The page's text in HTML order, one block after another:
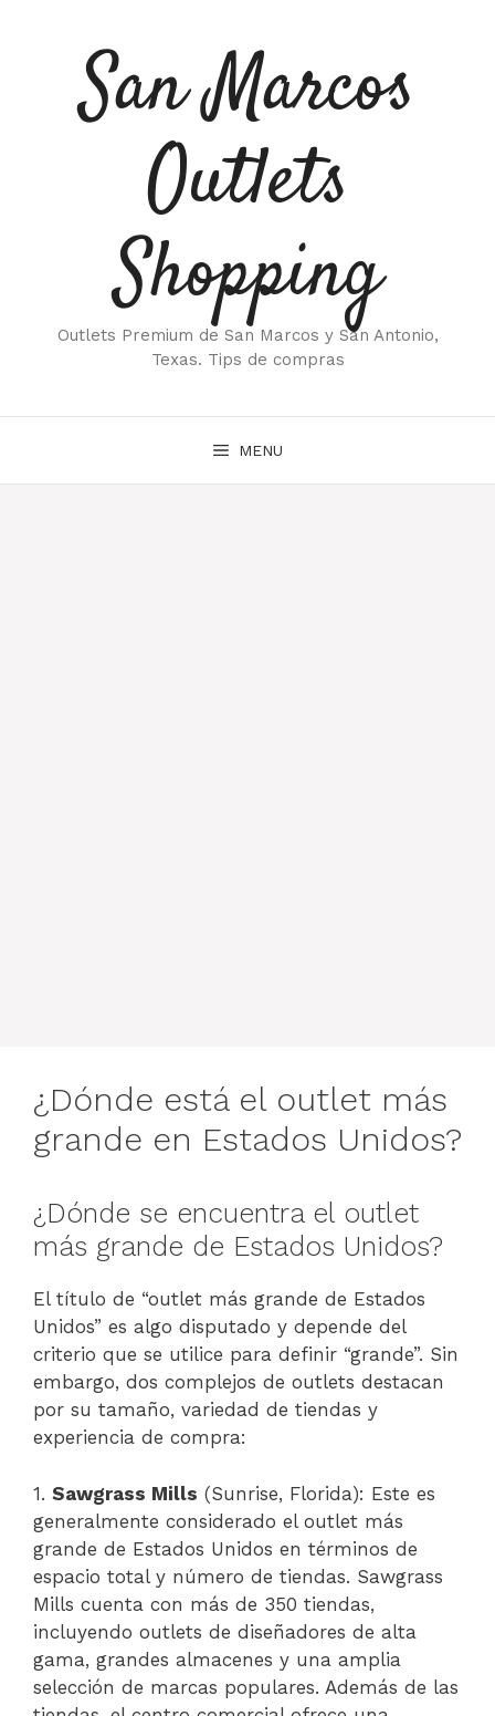
contenidoSan Marcos
Outlets
Shopping
Outlets Premium de San Marcos y San Antonio,
Texas. Tips de compras
MENU
¿Dónde está el outlet más
grande en Estados Unidos?
¿Dónde se encuentra el outlet
más grande de Estados Unidos?
El título de “outlet más grande de Estados
Unidos” es algo disputado y depende del
criterio que se utilice para definir “grande”. Sin
embargo, dos complejos de outlets destacan
por su tamaño, variedad de tiendas y
experiencia de compra:
1. Sawgrass Mills (Sunrise, Florida): Este es
generalmente considerado el outlet más
grande de Estados Unidos en términos de
espacio total y número de tiendas. Sawgrass
Mills cuenta con más de 350 tiendas,
incluyendo outlets de diseñadores de alta
gama, grandes almacenes y una amplia
selección de marcas populares. Además de las